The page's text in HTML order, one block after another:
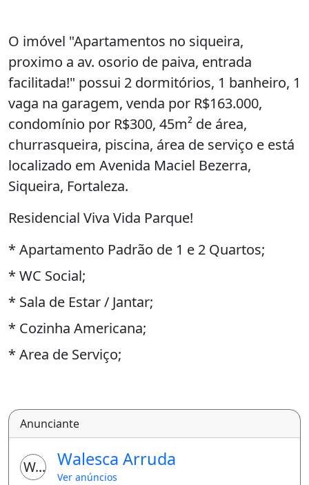
O imóvel "Apartamentos no siqueira,
proximo a av. osorio de paiva, entrada
facilitada!" possui 2 dormitórios, 1 banheiro, 1
vaga na garagem, venda por R$163.000,
condomínio por R$300, 45m² de área,
churrasqueira, piscina, área de serviço e está
localizado em Avenida Maciel Bezerra,
Siqueira, Fortaleza.
Residencial Viva Vida Parque!
* Apartamento Padrão de 1 e 2 Quartos;
* WC Social;
* Sala de Estar / Jantar;
* Cozinha Americana;
* Area de Serviço;
* Portaria 24 hs;
* Espaço Gourmet;
* Quadra Poliesportiva;
Anunciante
WA Walesca Arruda
Ver anúncios